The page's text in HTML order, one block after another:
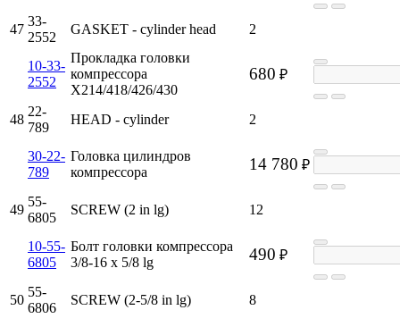
47
33-
2552
GASKET - cylinder head 2
10-33-
2552
Прокладка головки
компрессора
X214/418/426/430
680 ₽
48
22-
789
HEAD - cylinder 2
30-22-
789
Головка цилиндров
компрессора
14 780 ₽
49
55-
6805
SCREW (2 in lg) 12
10-55-
6805
Болт головки компрессора
3/8-16 x 5/8 lg
490 ₽
50
55-
6806
SCREW (2-5/8 in lg) 8